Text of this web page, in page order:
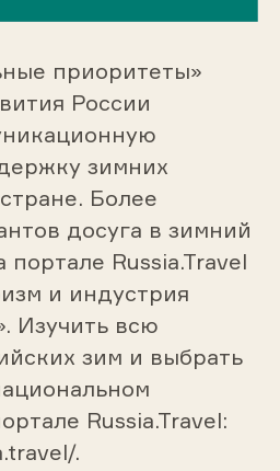
приоритеты»
России
зимних
Более
досуга в зимний
портале Russia.Travel
и индустрия
Изучить всю
зим и выбрать
Russia.Travel:
.